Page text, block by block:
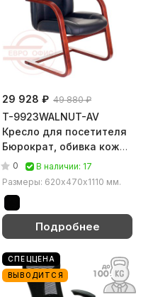
29 928 ₽ 49 880 ₽
T-9923WALNUT-AV
Кресло для посетителя
Бюрократ, обивка кожа
(Чёрный)
0
В наличии: 17
Размеры: 620х470х1110 мм.
Подробнее
СПЕЦЦЕНА
ВЫВОДИТСЯ